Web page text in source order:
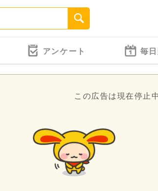
アンケート 毎
この広告は現在停止